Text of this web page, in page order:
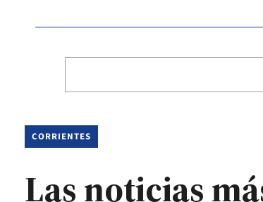
CORRIENTES
Las noticias